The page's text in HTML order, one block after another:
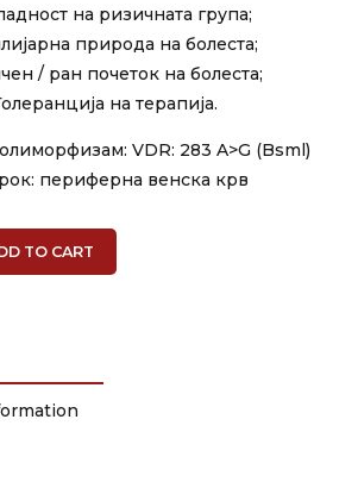
на ризичната група;
природа на болеста;
/ ран почеток на болеста;
на терапија.
VDR: 283 A>G (Bsml)
периферна венска крв
TO CART